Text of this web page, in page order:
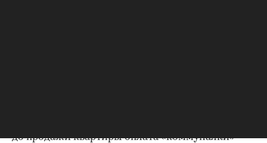
до продажи квартиры оплата «коммуналки» —